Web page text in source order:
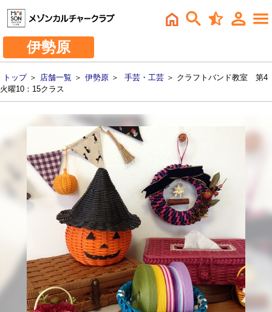
伊勢原
トップ＞ 店舗一覧 ＞ 伊勢原 ＞ 手芸・工芸 ＞ クラフトバンド教室 第4
火曜10：15クラス